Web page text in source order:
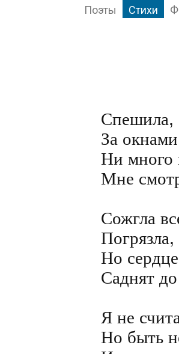
Поэты Стихи
Спешила,
За
Ни много
Мне
Сожгла
Но
Саднят
Я не
Но быть